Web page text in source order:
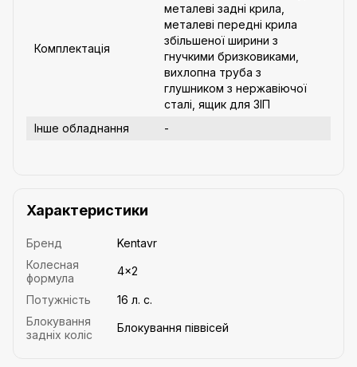
Комплектація
металеві задні крила,
металеві передні крила
збільшеної ширини з
гнучкими бризковиками,
вихлопна труба з
глушником з нержавіючої
сталі, ящик для ЗІП
Інше обладнання
-
Характеристики
Бренд
Kentavr
Колесная
формула
4×2
Потужність
16 л. с.
Блокування
задніх коліс
Блокування піввісей